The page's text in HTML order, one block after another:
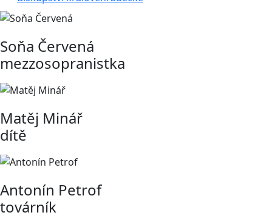
Soňa Červená
mezzosopranistka
Matěj Minář
dítě
Antonín Petrof
továrník